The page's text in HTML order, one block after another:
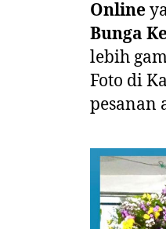
Online
Bunga
lebih
Foto di
pesanan